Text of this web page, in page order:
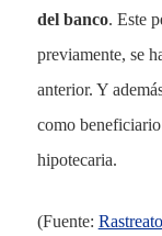
del banco. Este
previamente, se
anterior. Y
como
hipotecaria.
(Fuente: